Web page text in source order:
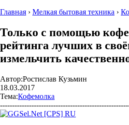
Главная › Мелкая бытовая техника ›
Только с помощью
рейтинга лучших в
измельчить
Автор:Ростислав Кузьмин
18.03.2017
Тема:Кофемолка